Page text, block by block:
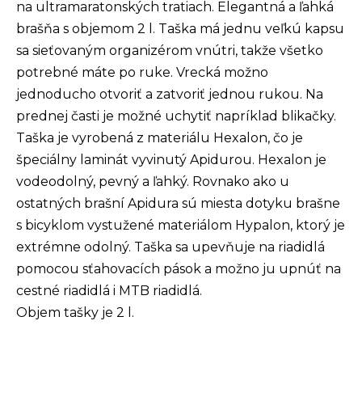
na ultramaratonských tratiach. Elegantná a ľahká
brašňa s objemom 2 l. Taška má jednu veľkú kapsu
sa sieťovaným organizérom vnútri, takže všetko
potrebné máte po ruke. Vrecká možno
jednoducho otvoriť a zatvoriť jednou rukou. Na
prednej časti je možné uchytiť napríklad blikačky.
Taška je vyrobená z materiálu Hexalon, čo je
špeciálny laminát vyvinutý Apidurou. Hexalon je
vodeodolný, pevný a ľahký. Rovnako ako u
ostatných brašní Apidura sú miesta dotyku brašne
s bicyklom vystužené materiálom Hypalon, ktorý je
extrémne odolný. Taška sa upevňuje na riadidlá
pomocou sťahovacích pások a možno ju upnúť na
cestné riadidlá i MTB riadidlá.
Objem tašky je 2 l.